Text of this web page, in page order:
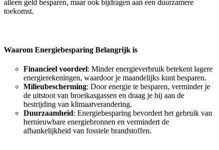
alleen geld besparen, maar ook bijdragen aan een duurzamere
toekomst.
Waarom Energiebesparing Belangrijk is
Financieel voordeel: Minder energieverbruik betekent lagere
energierekeningen, waardoor je maandelijks kunt besparen.
Milieubescherming: Door energie te besparen, verminder je
de uitstoot van broeikasgassen en draag je bij aan de
bestrijding van klimaatverandering.
Duurzaamheid: Energiebesparing bevordert het gebruik van
hernieuwbare energiebronnen en vermindert de
afhankelijkheid van fossiele brandstoffen.